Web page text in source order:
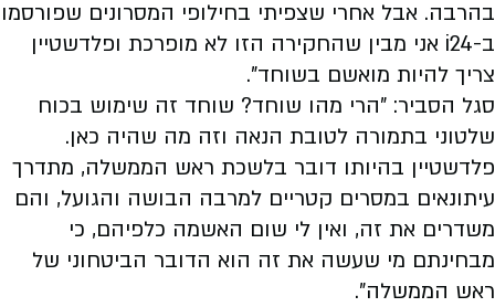
בהרבה. אבל אחרי שצפיתי בחילופי המסרונים שפורסמו
ב-i24 אני מבין שהחקירה הזו לא מופרכת ופלדשטיין
צריך להיות מואשם בשוחד".
סגל הסביר: "הרי מהו שוחד? שוחד זה שימוש בכוח
שלטוני בתמורה לטובת הנאה וזה מה שהיה כאן.
פלדשטיין בהיותו דובר בלשכת ראש הממשלה, מתדרך
עיתונאים במסרים קטריים למרבה הבושה והגועל, והם
משדרים את זה, ואין לי שום האשמה כלפיהם, כי
מבחינתם מי שעשה את זה הוא הדובר הביטחוני של
ראש הממשלה".